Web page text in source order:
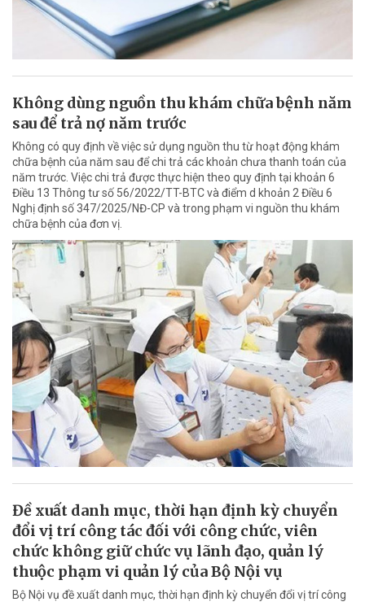
Không dùng nguồn thu khám chữa bệnh năm
sau để trả nợ năm trước
Không có quy định về việc sử dụng nguồn thu từ hoạt động khám
chữa bệnh của năm sau để chi trả các khoản chưa thanh toán của
năm trước. Việc chi trả được thực hiện theo quy định tại khoản 6
Điều 13 Thông tư số 56/2022/TT-BTC và điểm d khoản 2 Điều 6
Nghị định số 347/2025/NĐ-CP và trong phạm vi nguồn thu khám
chữa bệnh của đơn vị.
Đề xuất danh mục, thời hạn định kỳ chuyển
đổi vị trí công tác đối với công chức, viên
chức không giữ chức vụ lãnh đạo, quản lý
thuộc phạm vi quản lý của Bộ Nội vụ
Bộ Nội vụ đề xuất danh mục, thời hạn định kỳ chuyển đổi vị trí công